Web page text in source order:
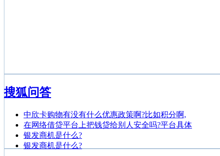
搜狐问答
中欣卡购物有没有什么优惠政策啊?比如积分啊,
在网络借贷平台上把钱贷给别人安全吗?平台具体
银发商机是什么?
银发商机是什么?